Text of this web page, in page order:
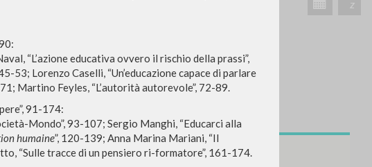
“L’azione educativa ovvero il rischio della prassi”,
53; Lorenzo Caselli, “Un’educazione capace di parlare
Martino Feyles, “L’autorità autorevole”, 72-89.
91-174:
Mondo”, 93-107; Sergio Manghi, “Educarci alla
humaine”, 120-139; Anna Marina Mariani, “Il
“Sulle tracce di un pensiero ri-formatore”, 161-174.